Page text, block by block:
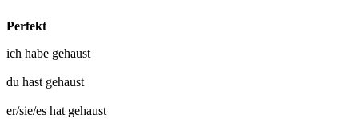
Perfekt
ich habe gehaust
du hast gehaust
er/sie/es hat gehaust